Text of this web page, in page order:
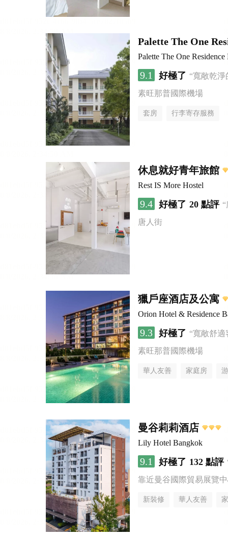
Palette The One
Palette The One Residence
9.1 好極了 “寬敞乾
素旺那普國際機場
套房 行李寄存服務
休息就好青年旅館
Rest IS More Hostel
9.4 好極了 20 點評
唐人街
獵戶座酒店及公寓
Orion Hotel & Residence
9.3 好極了 “寬敞舒
素旺那普國際機場
華人友善 家庭房
曼谷莉莉酒店
Lily Hotel Bangkok
9.1 好極了 132 點評
靠近曼谷國際貿易展覽
新裝修 華人友善